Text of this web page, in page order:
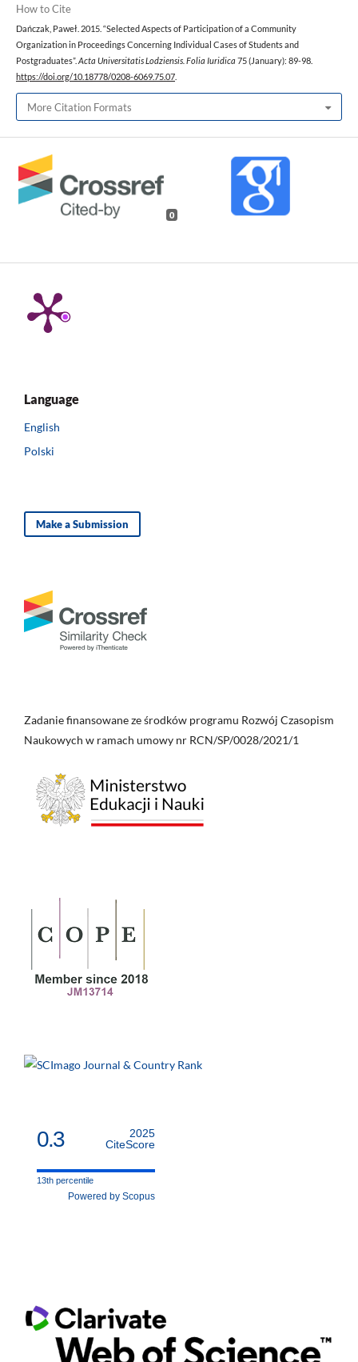
How to Cite
Dańczak, Paweł. 2015. “Selected Aspects of Participation of a Community
Organization in Proceedings Concerning Individual Cases of Students and
Postgraduates”. Acta Universitatis Lodziensis. Folia Iuridica 75 (January): 89-98.
https://doi.org/10.18778/0208-6069.75.07
More Citation Formats
0
Language
English
Polski
Make a Submission
Zadanie finansowane ze środków programu Rozwój Czasopism
Naukowych w ramach umowy nr RCN/SP/0028/2021/1
0.3
2025
CiteScore
13th percentile
Powered by Scopus